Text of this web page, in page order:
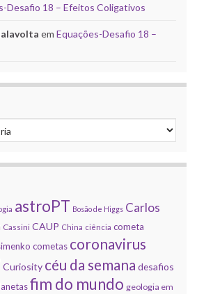
Desafio 18 – Efeitos Coligativos
em Equações-Desafio 18 –
astroPT Bosão de Higgs Carlos
Cassini CAUP China ciência cometa
cometas coronavirus
Curiosity céu da semana desafios
fim do mundo geologia em